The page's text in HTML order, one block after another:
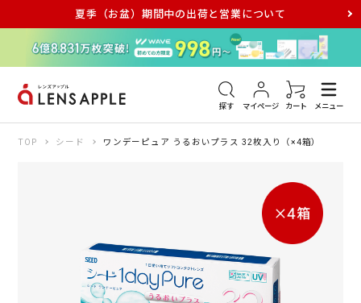
夏季（お盆）期間中の出荷と営業について
探す マイページ カート メニュー
アキュビュー メダリスト メガネ
TOP シード ワンデーピュア うるおいプラス 32枚入り（×4箱）